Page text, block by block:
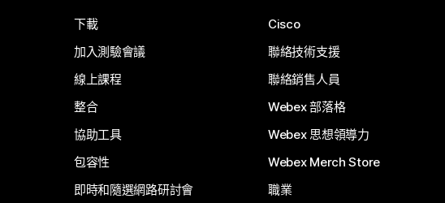
下載
加入測驗會議
線上課程
整合
協助工具
包容性
即時和隨選網路研討會
Cisco
聯絡技術支援
聯絡銷售人員
Webex 部落格
Webex 思想領導力
Webex Merch Store
職業